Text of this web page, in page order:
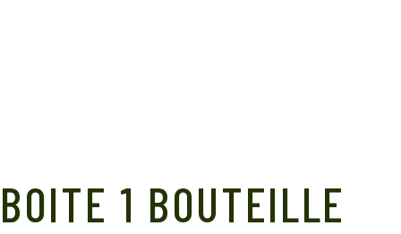
BOITE 1 BOUTEILLE